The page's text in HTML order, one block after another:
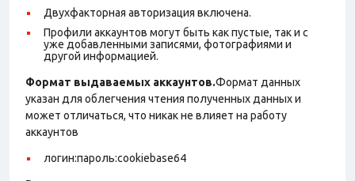
Двухфакторная авторизация включена.
Профили аккаунтов могут быть как пустые, так и с
уже добавленными записями, фотографиями и
другой информацией.
Формат выдаваемых аккаунтов.Формат данных
указан для облегчения чтения полученных данных и
может отличаться, что никак не влияет на работу
аккаунтов
логин:пароль:cookiebase64